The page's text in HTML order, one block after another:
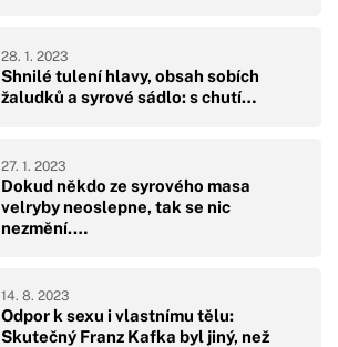
Shnilé tulení hlavy, obsah sobích
žaludků a syrové sádlo: s chutí…
28. 1. 2023
Dokud někdo ze syrového masa
velryby neoslepne, tak se nic
nezmění.…
27. 1. 2023
Odpor k sexu i vlastnímu tělu:
Skutečný Franz Kafka byl jiný, než
14. 8. 2023